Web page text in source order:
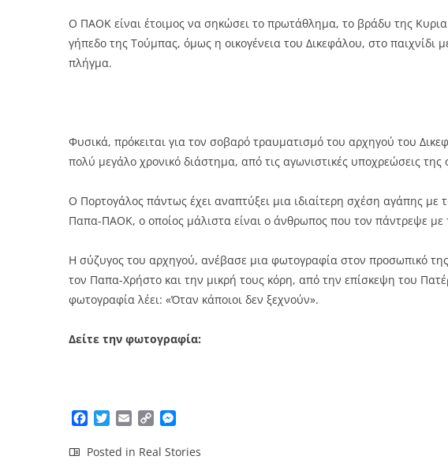
Ο ΠΑΟΚ είναι έτοιμος να σηκώσει το πρωτάθλημα, το βράδυ της
γήπεδο της Τούμπας, όμως η οικογένεια του Δικεφάλου, στο
πλήγμα.
Φυσικά, πρόκειται για τον σοβαρό τραυματισμό του αρχηγού του
πολύ μεγάλο χρονικό διάστημα, από τις αγωνιστικές υποχρεώσεις της
Ο Πορτογάλος πάντως έχει αναπτύξει μια ιδιαίτερη σχέση αγάπης
Παπα-ΠΑΟΚ, ο οποίος μάλιστα είναι ο άνθρωπος που τον πάντρεψε
Η σύζυγος του αρχηγού, ανέβασε μια φωτογραφία στον προσωπικό
τον Παπα-Χρήστο και την μικρή τους κόρη, από την επίσκεψη του
φωτογραφία λέει: «Όταν κάποιοι δεν ξεχνούν».
Δείτε την φωτογραφία:
Facebook
TwitterEmailCopy
Posted in Real Stories